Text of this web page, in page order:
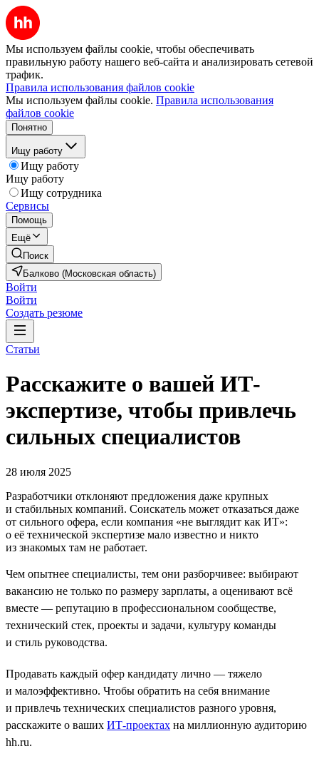
Мы используем файлы cookie, чтобы обеспечивать
правильную работу нашего веб-сайта и анализировать сетевой
трафик.
Правила использования файлов cookie
Мы используем файлы cookie. Правила использования
файлов cookie
Понятно
Ищу работу
Ищу работу
Ищу работу
Ищу сотрудника
Сервисы
Помощь
Ещё
Поиск
Балково (Московская область)
Войти
Войти
Создать резюме
Статьи
Расскажите о вашей ИТ-
экспертизе, чтобы привлечь
сильных специалистов
28 июля 2025
Разработчики отклоняют предложения даже крупных
и стабильных компаний. Соискатель может отказаться даже
от сильного офера, если компания «не выглядит как ИТ»:
о её технической экспертизе мало известно и никто
из знакомых там не работает.
Чем опытнее специалисты, тем они разборчивее: выбирают
вакансию не только по размеру зарплаты, а оценивают всё
вместе — репутацию в профессиональном сообществе,
технический стек, проекты и задачи, культуру команды
и стиль руководства.
Продавать каждый офер кандидату лично — тяжело
и малоэффективно. Чтобы обратить на себя внимание
и привлечь технических специалистов разного уровня,
расскажите о ваших ИТ-проектах на миллионную аудиторию
hh.ru.